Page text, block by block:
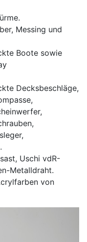
Messing und
Boote sowie
Decksbeschläge,
Uschi vdR-
Metalldraht.
von